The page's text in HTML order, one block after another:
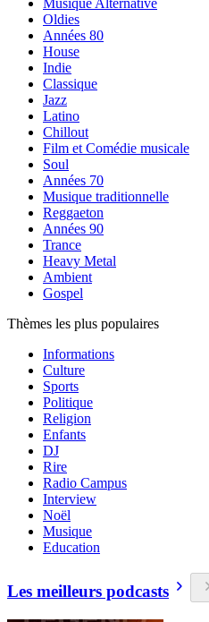
Musique Alternative
Oldies
Années 80
House
Indie
Classique
Jazz
Latino
Chillout
Film et Comédie musicale
Soul
Années 70
Musique traditionnelle
Reggaeton
Années 90
Trance
Heavy Metal
Ambient
Gospel
Thèmes les plus populaires
Informations
Culture
Sports
Politique
Religion
Enfants
DJ
Rire
Radio Campus
Interview
Noël
Musique
Education
Les meilleurs podcasts